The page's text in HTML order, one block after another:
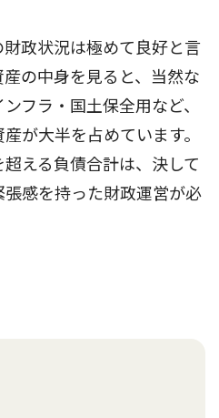
政状況は極めて良好と言
の中身を見ると、当然な
フラ・国土保全用など、
が大半を占めています。
える負債合計は、決して
感を持った財政運営が必